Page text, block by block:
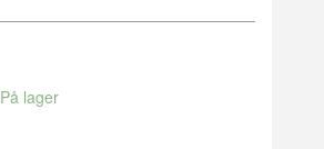
På lager